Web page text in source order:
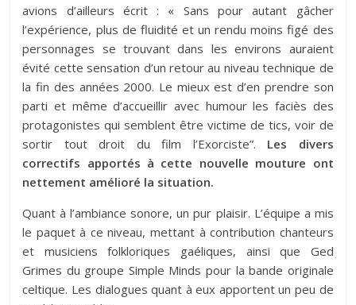
avions d’ailleurs écrit : « Sans pour autant gâcher
l’expérience, plus de fluidité et un rendu moins figé des
personnages se trouvant dans les environs auraient
évité cette sensation d’un retour au niveau technique de
la fin des années 2000. Le mieux est d’en prendre son
parti et même d’accueillir avec humour les faciès des
protagonistes qui semblent être victime de tics, voir de
sortir tout droit du film l’Exorciste”. Les divers
correctifs apportés à cette nouvelle mouture ont
nettement amélioré la situation.
Quant à l’ambiance sonore, un pur plaisir. L’équipe a mis
le paquet à ce niveau, mettant à contribution chanteurs
et musiciens folkloriques gaéliques, ainsi que Ged
Grimes du groupe Simple Minds pour la bande originale
celtique. Les dialogues quant à eux apportent un peu de